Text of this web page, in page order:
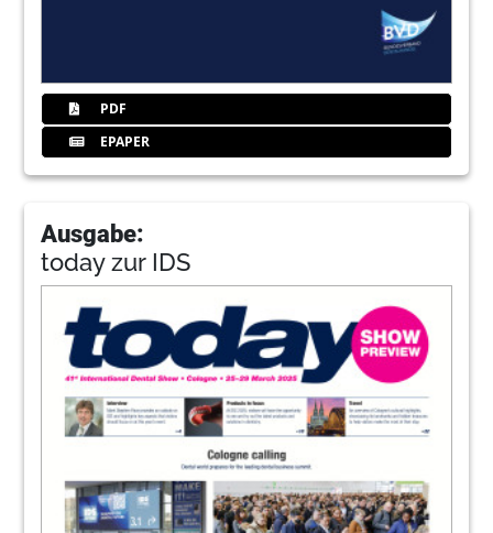
PDF
EPAPER
Ausgabe:
today zur IDS